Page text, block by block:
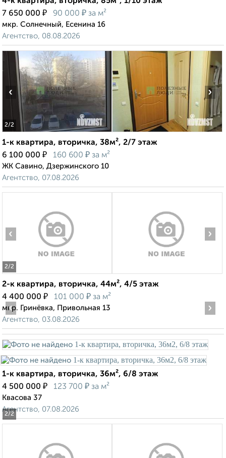
7 650 000 ₽ 90 000 ₽ за м²
мкр. Солнечный, Есенина 16
Агентство, 08.08.2026
2/2
‹ ›
1-к квартира, вторичка, 38м², 2/7 этаж
6 100 000 ₽ 160 600 ₽ за м²
ЖК Савино, Дзержинского 10
Агентство, 07.08.2026
2/2
‹ ›
2-к квартира, вторичка, 44м², 4/5 этаж
4 400 000 ₽ 101 000 ₽ за м²
мкр. Гринёвка, Привольная 13
Агентство, 03.08.2026
2/2
‹ ›
1-к квартира, вторичка, 36м², 6/8 этаж
4 500 000 ₽ 123 700 ₽ за м²
Квасова 37
Агентство, 07.08.2026